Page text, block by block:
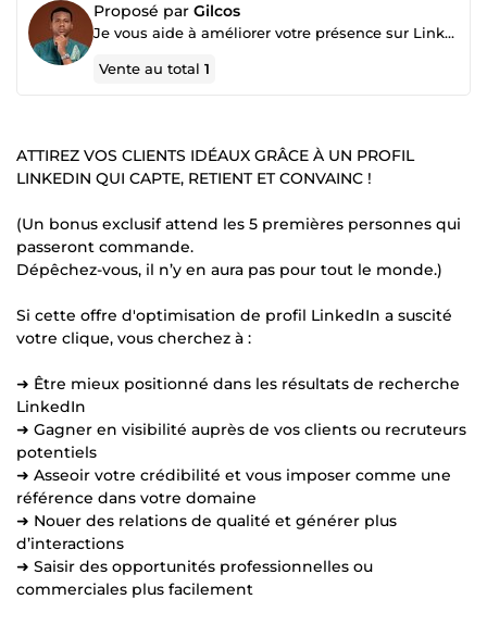
Proposé par Gilcos
Je vous aide à améliorer votre présence sur LinkedIn et vous positionner comme une référence !
Vente au total1
ATTIREZ VOS CLIENTS IDÉAUX GRÂCE À UN PROFIL
LINKEDIN QUI CAPTE, RETIENT ET CONVAINC !
(Un bonus exclusif attend les 5 premières personnes qui
passeront commande.
Dépêchez-vous, il n’y en aura pas pour tout le monde.)
Si cette offre d'optimisation de profil LinkedIn a suscité
votre clique, vous cherchez à :
➜ Être mieux positionné dans les résultats de recherche
LinkedIn
➜ Gagner en visibilité auprès de vos clients ou recruteurs
potentiels
➜ Asseoir votre crédibilité et vous imposer comme une
référence dans votre domaine
➜ Nouer des relations de qualité et générer plus
d’interactions
➜ Saisir des opportunités professionnelles ou
commerciales plus facilement